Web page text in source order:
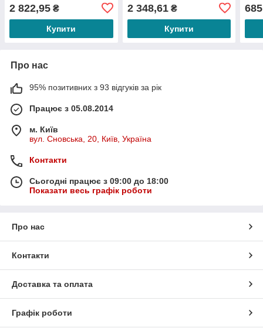
2 822,95 ₴
Купити
2 348,61₴
Купити
Про нас
95% позитивних з 93 відгуків за рік
Працює з 05.08.2014
м. Київ
вул. Сновська, 20, Київ, Україна
Контакти
Сьогодні працює з 09:00 до 18:00
Показати весь графік роботи
Про нас
Контакти
Доставка та оплата
Графік роботи